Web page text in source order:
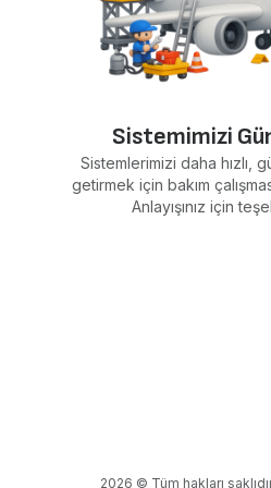
Sistemimizi
Sistemlerimizi daha hızlı,
getirmek için bakım
Anlayışınız için
2026 © Tüm hakları